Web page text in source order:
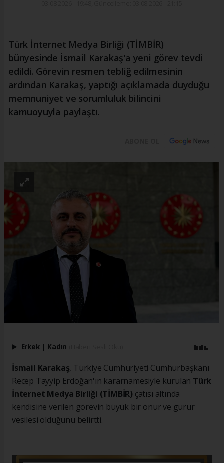
Türk İnternet Medya Birliği (TİMBİR)
bünyesinde İsmail Karakaş'a yeni görev tevdi
edildi. Görevin resmen tebliğ edilmesinin
ardından Karakaş, yaptığı açıklamada duyduğu
memnuniyet ve sorumluluk bilincini
kamuoyuyla paylaştı.
Erkek | Kadın
İsmail Karakaş, Türkiye Cumhuriyeti Cumhurbaşkanı
Recep Tayyip Erdoğan'ın kararnamesiyle kurulan Türk
İnternet Medya Birliği (TİMBİR) çatısı altında
kendisine verilen görevin büyük bir onur ve gurur
vesilesi olduğunu belirtti.